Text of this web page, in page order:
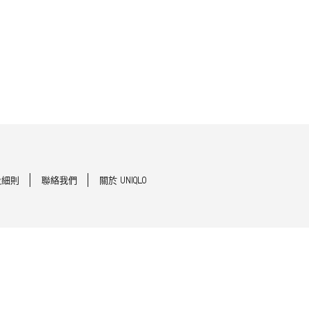
則 聯絡我們 關於 UNIQLO